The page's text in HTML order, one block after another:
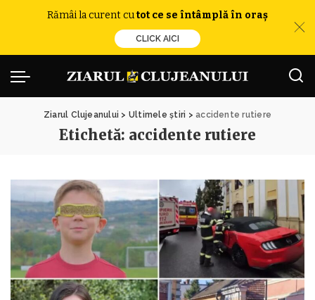
Rămâi la curent cutot ce se întâmplă în oraș
CLICK AICI
Ziarul Clujeanului > Ultimele știri >accidente rutiere
Etichetă: accidente rutiere